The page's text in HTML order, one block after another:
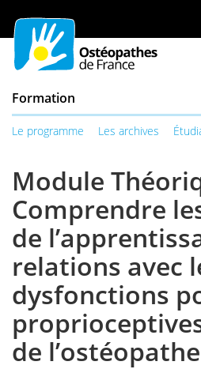
au
contenu
table
matières
Formation
Le programme Les archives
Module
Comprendre
de
relations avec
dysfonctions
de l’ostéopathe